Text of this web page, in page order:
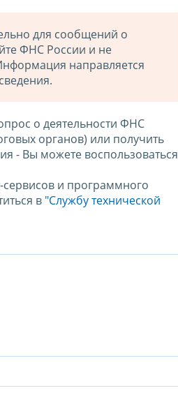
для сообщений о
ФНС России и не
направляется
о деятельности ФНС
органов) или получить
- Вы можете воспользоваться
и программного
в "Службу технической